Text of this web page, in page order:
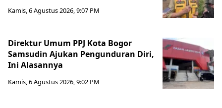
Kamis, 6 Agustus 2026, 9:07 PM
Direktur Umum PPJ Kota Bogor
Samsudin Ajukan Pengunduran Diri,
Ini Alasannya
Kamis, 6 Agustus 2026, 9:02 PM